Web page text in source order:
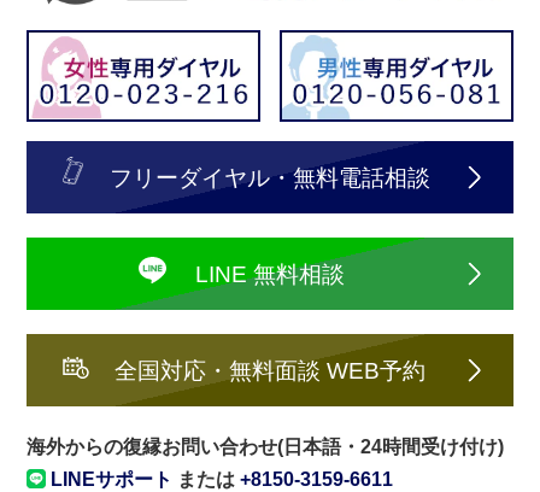
フリーダイヤル・無料電話相談
LINE 無料相談
全国対応・無料面談 WEB予約
海外からの復縁お問い合わせ(日本語・24時間受け付け)
LINEサポート または+8150-3159-6611